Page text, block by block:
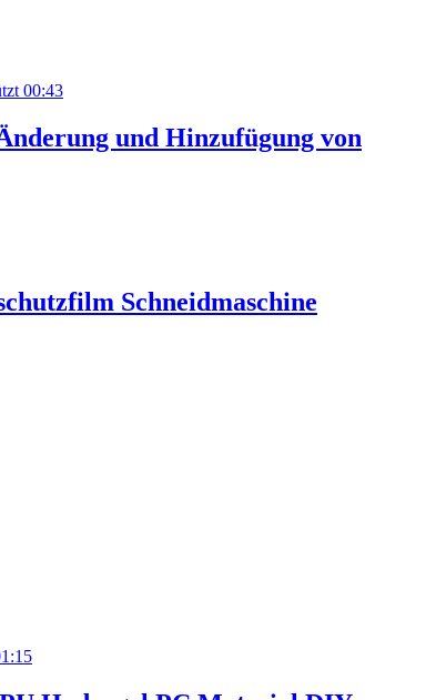
00:43
und Hinzufügung von
Schneidmaschine